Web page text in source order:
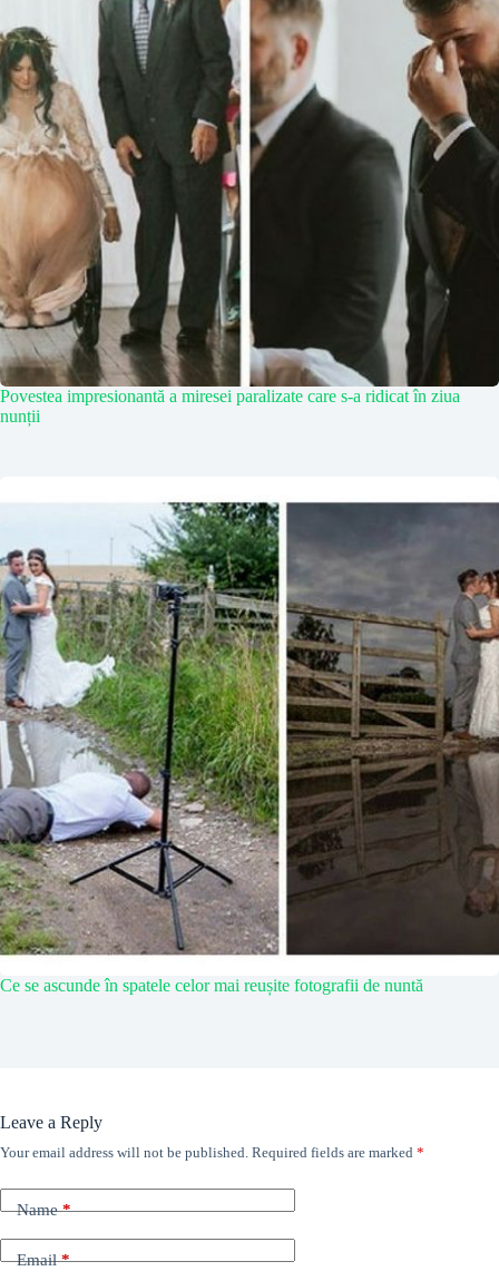
Povestea impresionantă a miresei paralizate care s-a ridicat în ziua
nunții
Ce se ascunde în spatele celor mai reușite fotografii de nuntă
Leave a Reply
Your email address will not be published. Required fields are marked *
Name*
Email*